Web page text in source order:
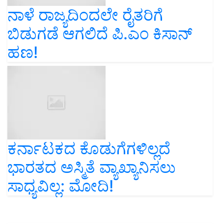
ನಾಳೆ ರಾಜ್ಯದಿಂದಲೇ ರೈತರಿಗೆ
ಬಿಡುಗಡೆ ಆಗಲಿದೆ ಪಿ.ಎಂ ಕಿಸಾನ್‌
ಹಣ!
ಕರ್ನಾಟಕದ ಕೊಡುಗೆಗಳಿಲ್ಲದೆ
ಭಾರತದ ಅಸ್ಮಿತೆ ವ್ಯಾಖ್ಯಾನಿಸಲು
ಸಾಧ್ಯವಿಲ್ಲ: ಮೋದಿ!